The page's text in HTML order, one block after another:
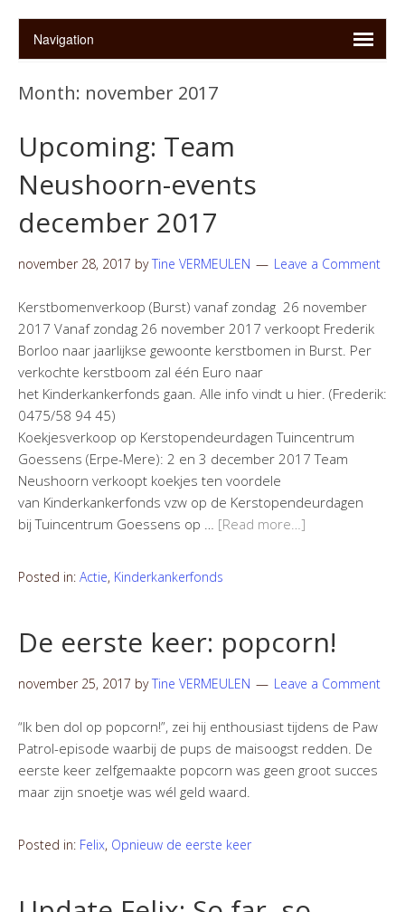
Month: november 2017
Upcoming: Team
Neushoorn-events
december 2017
november 28, 2017 byTine VERMEULEN Leave a Comment
Kerstbomenverkoop (Burst) vanaf zondag 26 november
2017 Vanaf zondag 26 november 2017 verkoopt Frederik
Borloo naar jaarlijkse gewoonte kerstbomen in Burst. Per
verkochte kerstboom zal één Euro naar
het Kinderkankerfonds gaan. Alle info vindt u hier. (Frederik:
0475/58 94 45)
Koekjesverkoop op Kerstopendeurdagen Tuincentrum
Goessens (Erpe-Mere): 2 en 3 december 2017 Team
Neushoorn verkoopt koekjes ten voordele
van Kinderkankerfonds vzw op de Kerstopendeurdagen
bij Tuincentrum Goessens op … [Read more…]
Posted in: Actie, Kinderkankerfonds
De eerste keer: popcorn!
november 25, 2017 byTine VERMEULEN Leave a Comment
“Ik ben dol op popcorn!”, zei hij enthousiast tijdens de Paw
Patrol-episode waarbij de pups de maisoogst redden. De
eerste keer zelfgemaakte popcorn was geen groot succes
maar zijn snoetje was wél geld waard.
Posted in: Felix, Opnieuw de eerste keer